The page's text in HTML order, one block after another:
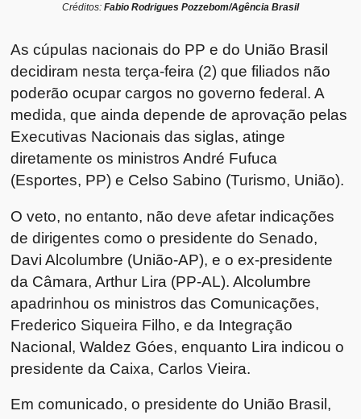
Créditos: Fabio Rodrigues Pozzebom/Agência Brasil
As cúpulas nacionais do PP e do União Brasil
decidiram nesta terça-feira (2) que filiados não
poderão ocupar cargos no governo federal. A
medida, que ainda depende de aprovação pelas
Executivas Nacionais das siglas, atinge
diretamente os ministros André Fufuca
(Esportes, PP) e Celso Sabino (Turismo, União).
O veto, no entanto, não deve afetar indicações
de dirigentes como o presidente do Senado,
Davi Alcolumbre (União-AP), e o ex-presidente
da Câmara, Arthur Lira (PP-AL). Alcolumbre
apadrinhou os ministros das Comunicações,
Frederico Siqueira Filho, e da Integração
Nacional, Waldez Góes, enquanto Lira indicou o
presidente da Caixa, Carlos Vieira.
Em comunicado, o presidente do União Brasil,